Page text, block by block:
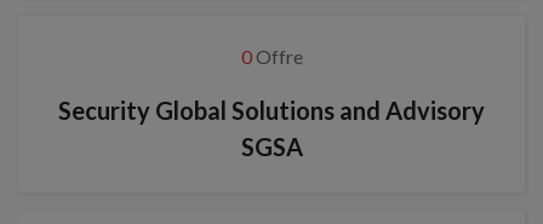
0Offre
Security Global Solutions and Advisory
SGSA